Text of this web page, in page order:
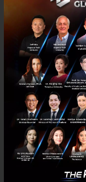
AI TIA2025
E-mail :